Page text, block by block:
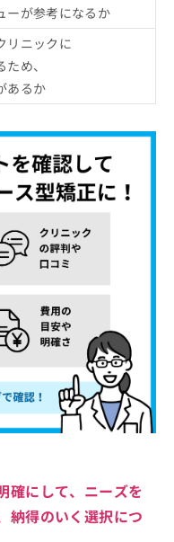
ーが参考になるか
リニックに
め、
あるか
確にして、ニーズを
納得のいく選択につ